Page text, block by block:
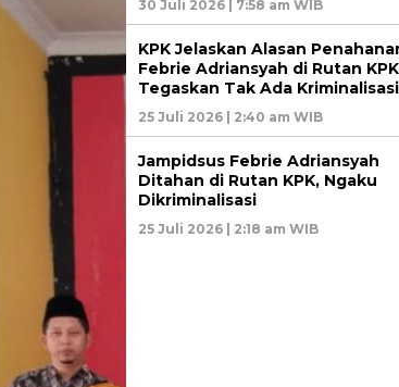
30 Juli 2026 | 7:58 am WIB
KPK Jelaskan Alasan
Febrie Adriansyah di Rutan
Tegaskan Tak Ada Kriminalisasi
25 Juli 2026 | 2:40 am WIB
Jampidsus Febrie Adriansyah
Ditahan di Rutan KPK, Ngaku
Dikriminalisasi
25 Juli 2026 | 2:18 am WIB